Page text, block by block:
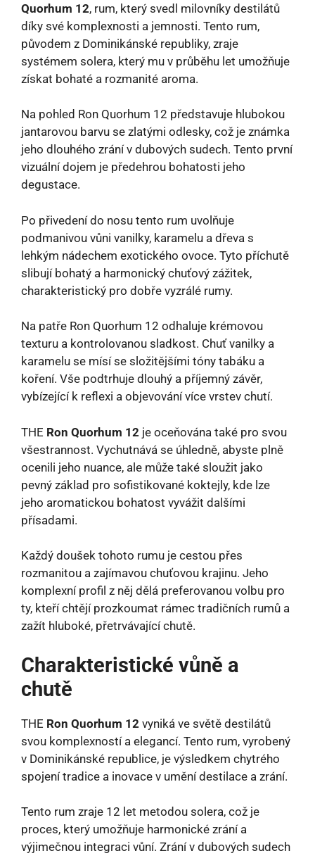
Quorhum 12, rum, který svedl milovníky destilátů
díky své komplexnosti a jemnosti. Tento rum,
původem z Dominikánské republiky, zraje
systémem solera, který mu v průběhu let umožňuje
získat bohaté a rozmanité aroma.
Na pohled Ron Quorhum 12 představuje hlubokou
jantarovou barvu se zlatými odlesky, což je známka
jeho dlouhého zrání v dubových sudech. Tento první
vizuální dojem je předehrou bohatosti jeho
degustace.
Po přivedení do nosu tento rum uvolňuje
podmanivou vůni vanilky, karamelu a dřeva s
lehkým nádechem exotického ovoce. Tyto příchutě
slibují bohatý a harmonický chuťový zážitek,
charakteristický pro dobře vyzrálé rumy.
Na patře Ron Quorhum 12 odhaluje krémovou
texturu a kontrolovanou sladkost. Chuť vanilky a
karamelu se mísí se složitějšími tóny tabáku a
koření. Vše podtrhuje dlouhý a příjemný závěr,
vybízející k reflexi a objevování více vrstev chutí.
THE Ron Quorhum 12 je oceňována také pro svou
všestrannost. Vychutnává se úhledně, abyste plně
ocenili jeho nuance, ale může také sloužit jako
pevný základ pro sofistikované koktejly, kde lze
jeho aromatickou bohatost vyvážit dalšími
přísadami.
Každý doušek tohoto rumu je cestou přes
rozmanitou a zajímavou chuťovou krajinu. Jeho
komplexní profil z něj dělá preferovanou volbu pro
ty, kteří chtějí prozkoumat rámec tradičních rumů a
zažít hluboké, přetrvávající chutě.
Charakteristické vůně a
chutě
THE Ron Quorhum 12 vyniká ve světě destilátů
svou komplexností a elegancí. Tento rum, vyrobený
v Dominikánské republice, je výsledkem chytrého
spojení tradice a inovace v umění destilace a zrání.
Tento rum zraje 12 let metodou solera, což je
proces, který umožňuje harmonické zrání a
výjimečnou integraci vůní. Zrání v dubových sudech